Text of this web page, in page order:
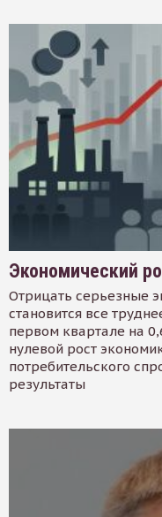
Экономический
Отрицать серьезные
становится все
первом квартале на
нулевой рост
потребительского
результаты